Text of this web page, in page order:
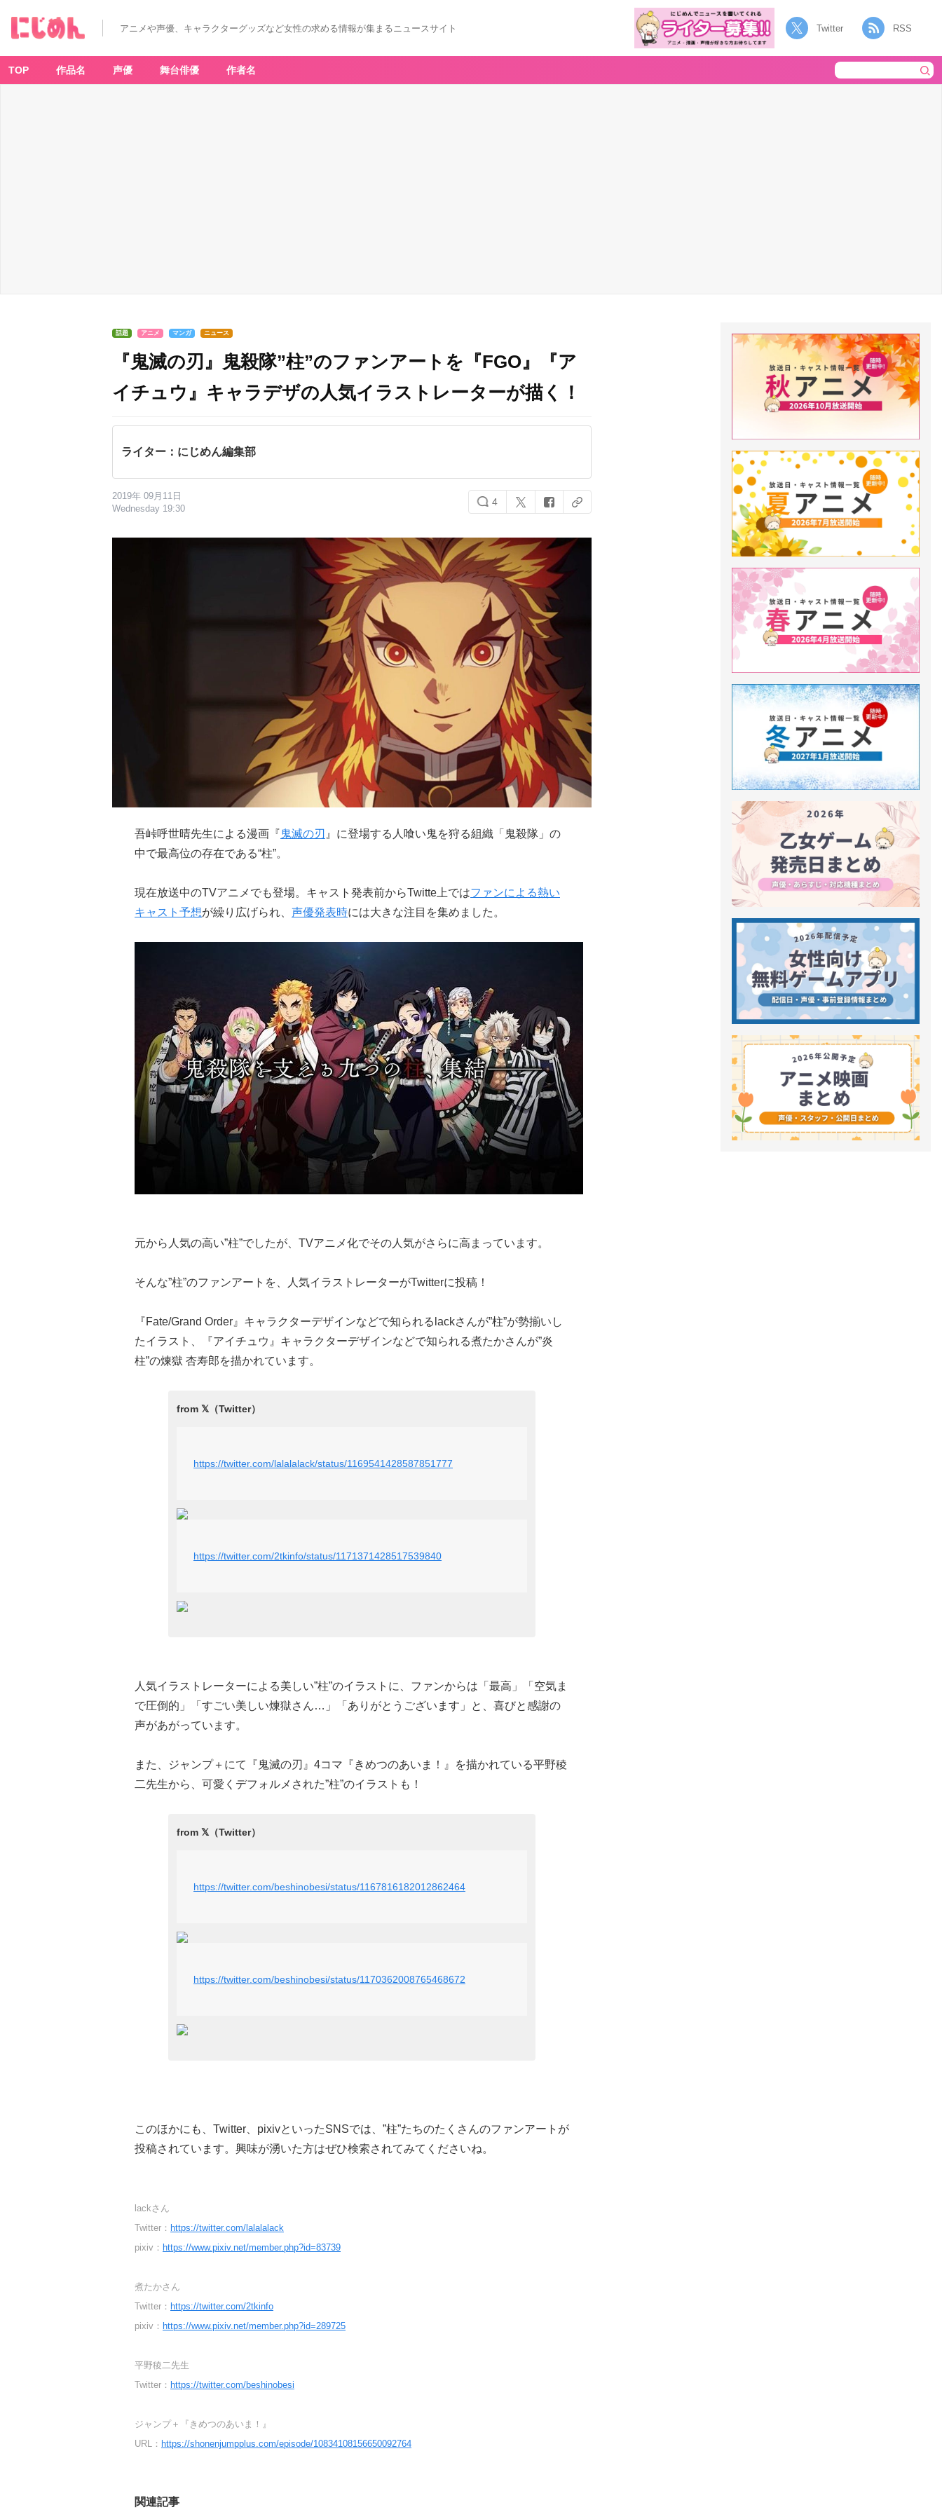
アニメや声優、キャラクターグッズなど女性の求める情報が集まるニュースサイト Twitter RSS
TOP 作品名 声優 舞台俳優 作者名
話題 アニメ マンガ ニュース
『鬼滅の刃』鬼殺隊”柱”のファンアートを『FGO』『ア
イチュウ』キャラデザの人気イラストレーターが描く！
ライター：にじめん編集部
2019年 09月11日
Wednesday 19:30
4
吾峠呼世晴先生による漫画『鬼滅の刃 』に登場する人喰い鬼を狩る組織「鬼殺隊」の
中で最高位の存在である“柱”。
現在放送中のTVアニメでも登場。キャスト発表前からTwitte上ではファンによる熱い
キャスト予想が繰り広げられ、 声優発表時には大きな注目を集めました。
元から人気の高い”柱”でしたが、TVアニメ化でその人気がさらに高まっています。
そんな”柱”のファンアートを、人気イラストレーターがTwitterに投稿！
『Fate/Grand Order』キャラクターデザインなどで知られるlackさんが”柱”が勢揃いし
たイラスト、『アイチュウ』キャラクターデザインなどで知られる煮たかさんが”炎
柱”の煉獄 杏寿郎を描かれています。
https://twitter.com/lalalalack/status/1169541428587851777
https://twitter.com/2tkinfo/status/1171371428517539840
人気イラストレーターによる美しい”柱”のイラストに、ファンからは「最高」「空気ま
で圧倒的」「すごい美しい煉獄さん…」「ありがとうございます」と、喜びと感謝の
声があがっています。
また、ジャンプ＋にて『鬼滅の刃』4コマ『きめつのあいま！』を描かれている平野稜
二先生から、可愛くデフォルメされた”柱”のイラストも！
https://twitter.com/beshinobesi/status/1167816182012862464
https://twitter.com/beshinobesi/status/1170362008765468672
このほかにも、Twitter、pixivといったSNSでは、”柱”たちのたくさんのファンアートが
投稿されています。興味が湧いた方はぜひ検索されてみてくださいね。
lackさん
Twitter： https://twitter.com/lalalalack
pixiv： https://www.pixiv.net/member.php?id=83739
煮たかさん
Twitter： https://twitter.com/2tkinfo
pixiv： https://www.pixiv.net/member.php?id=289725
平野稜二先生
Twitter： https://twitter.com/beshinobesi
ジャンプ＋『きめつのあいま！』
URL： https://shonenjumpplus.com/episode/10834108156650092764
関連記事